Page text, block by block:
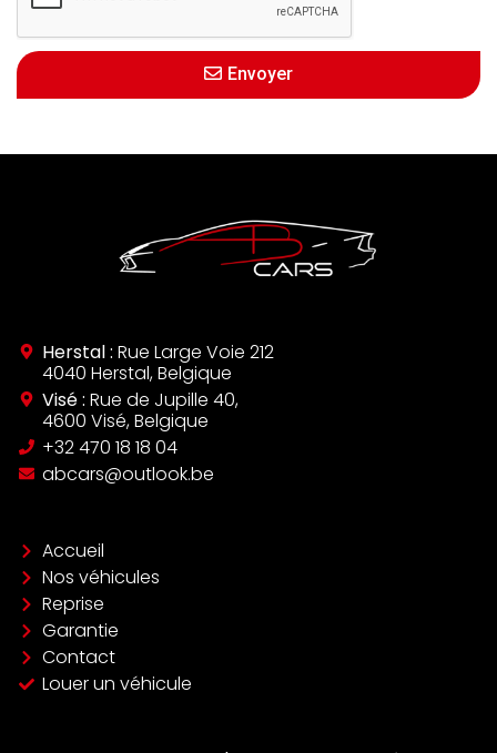
Envoyer
Herstal : Rue Large Voie 212
4040 Herstal, Belgique
Visé : Rue de Jupille 40,
4600 Visé, Belgique
‪+32 470 18 18 04‬
abcars@outlook.be
Accueil
Nos véhicules
Reprise
Garantie
Contact
Louer un véhicule